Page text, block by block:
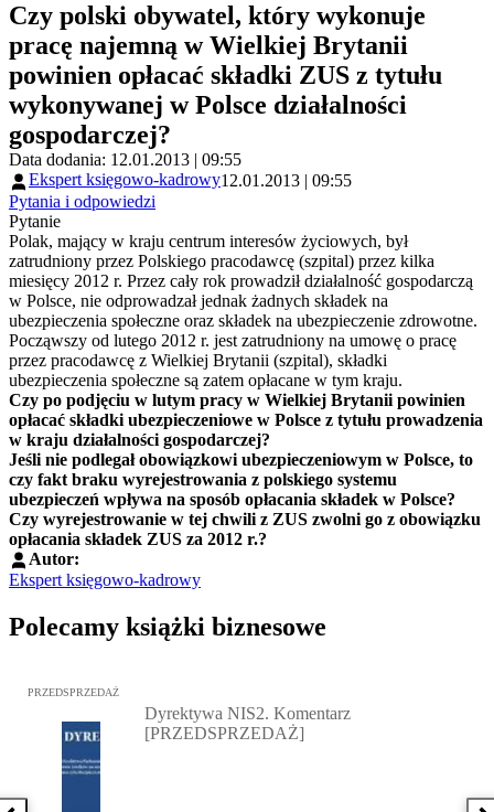
Czy polski obywatel, który wykonuje
pracę najemną w Wielkiej Brytanii
powinien opłacać składki ZUS z tytułu
wykonywanej w Polsce działalności
gospodarczej?
Data dodania: 12.01.2013 | 09:55
Ekspert księgowo-kadrowy12.01.2013 | 09:55
Pytania i odpowiedzi
Pytanie
Polak, mający w kraju centrum interesów życiowych, był
zatrudniony przez Polskiego pracodawcę (szpital) przez kilka
miesięcy 2012 r. Przez cały rok prowadził działalność gospodarczą
w Polsce, nie odprowadzał jednak żadnych składek na
ubezpieczenia społeczne oraz składek na ubezpieczenie zdrowotne.
Począwszy od lutego 2012 r. jest zatrudniony na umowę o pracę
przez pracodawcę z Wielkiej Brytanii (szpital), składki
ubezpieczenia społeczne są zatem opłacane w tym kraju.
Czy po podjęciu w lutym pracy w Wielkiej Brytanii powinien
opłacać składki ubezpieczeniowe w Polsce z tytułu prowadzenia
w kraju działalności gospodarczej?
Jeśli nie podlegał obowiązkowi ubezpieczeniowym w Polsce, to
czy fakt braku wyrejestrowania z polskiego systemu
ubezpieczeń wpływa na sposób opłacania składek w Polsce?
Czy wyrejestrowanie w tej chwili z ZUS zwolni go z obowiązku
opłacania składek ZUS za 2012 r.?
Autor:
Ekspert księgowo-kadrowy
Polecamy książki biznesowe
Przejdź do: Dyrektywa NIS2. Komentarz [PRZEDSPRZEDAŻ],
PRZEDSPRZEDAŻ
Dyrektywa NIS2. Komentarz
[PRZEDSPRZEDAŻ]